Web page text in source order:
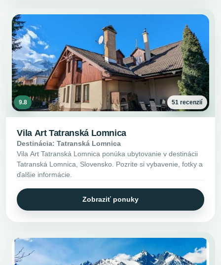
9.8 51 recenzií
Vila Art Tatranská Lomnica
Destinácia: Tatranská Lomnica
Vila Art Tatranská Lomnica ponúka ubytovanie v destinácii
Tatranská Lomnica, Slovensko. Pozrite si vybavenie, fotky a
ďalšie informácie.
Zobraziť ponuky